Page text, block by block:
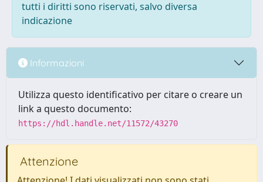
tutti i diritti sono riservati, salvo diversa
indicazione
Informazioni
Utilizza questo identificativo per citare o creare un
link a questo documento:
https://hdl.handle.net/11572/43270
Attenzione